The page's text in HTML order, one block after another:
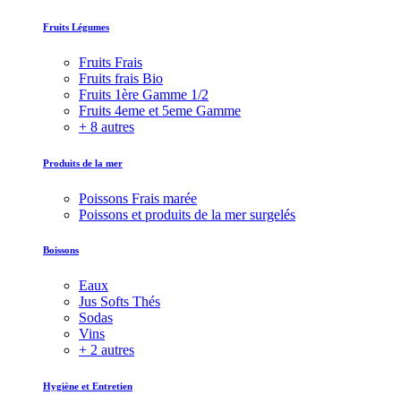
Fruits Légumes
Fruits Frais
Fruits frais Bio
Fruits 1ère Gamme 1/2
Fruits 4eme et 5eme Gamme
+ 8 autres
Produits de la mer
Poissons Frais marée
Poissons et produits de la mer surgelés
Boissons
Eaux
Jus Softs Thés
Sodas
Vins
+ 2 autres
Hygiène et Entretien